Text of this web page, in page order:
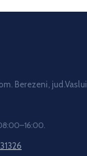
Berezeni, jud.Vaslui